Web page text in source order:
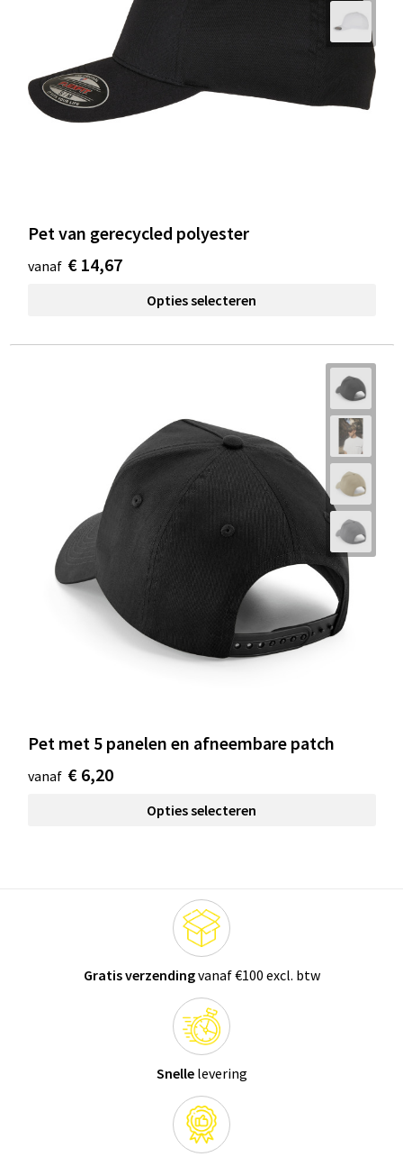
Pet van gerecycled polyester
vanaf € 14,67
Opties selecteren
Pet met 5 panelen en afneembare patch
vanaf € 6,20
Opties selecteren
Gratis verzendingvanaf €100 excl. btw
Snellelevering